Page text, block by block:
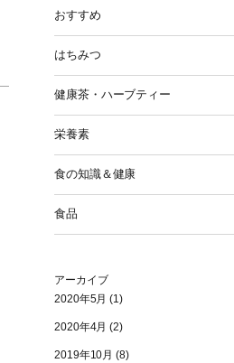
おすすめ
はちみつ
健康茶・ハーブティー
栄養素
食の知識＆健康
食品
アーカイブ
2020年5月 (1)
2020年4月 (2)
2019年10月 (8)